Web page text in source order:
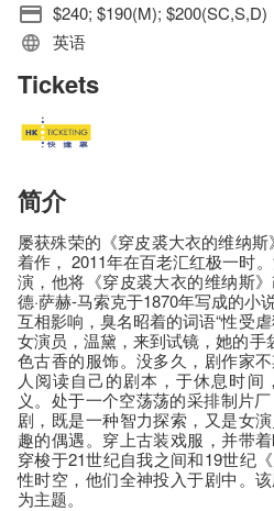
$240; $190(M); $200(SC,S,D)
英语
Tickets
简介
屡获殊荣的《穿皮裘大衣的维纳斯
着作， 2011年在百老汇红极一时
演，他将《穿皮裘大衣的维纳斯
德·萨赫-马索克于1870年写成的小
互相影响，臭名昭着的词语“性受虐
女演员，温黛，来到试镜，她的手
色古香的服饰。没多久，剧作家
人阅读自己的剧本，于休息时
义。处于一个空荡荡的采排制片
剧，既是一种智力探索，又是女
趣的偶遇。穿上古装戏服，并带
穿梭于21世纪自我之间和19世纪
性时空，他们全神投入于剧中。
为主题。